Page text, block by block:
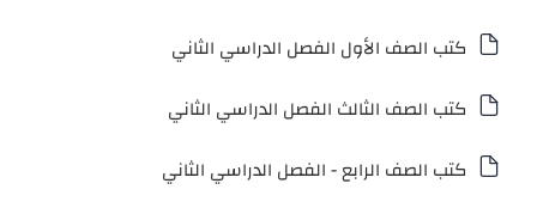
كتب الصف الأول الفصل الدراسي الثاني
كتب الصف الثالث الفصل الدراسي الثاني
كتب الصف الرابع - الفصل الدراسي الثاني